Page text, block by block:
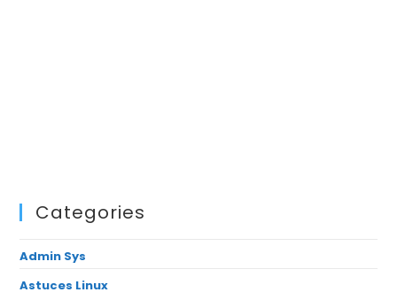
Categories
Admin Sys
Astuces Linux